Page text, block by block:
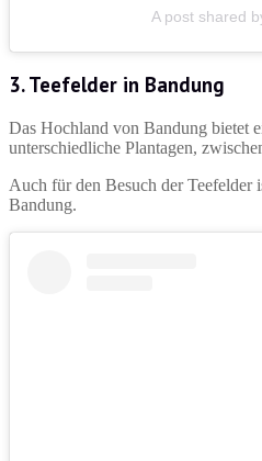
A post shared
3.Teefelder in Bandung
Das Hochland von Bandung bietet
unterschiedliche Plantagen,
Auch für den Besuch der Teefelder
Bandung.